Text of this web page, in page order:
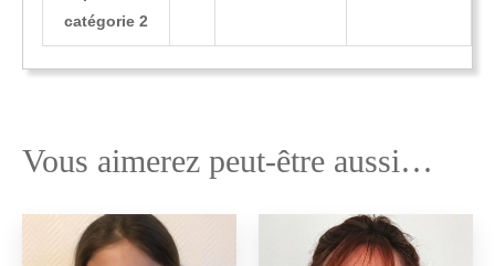
catégorie 2
Vous aimerez peut-être aussi…